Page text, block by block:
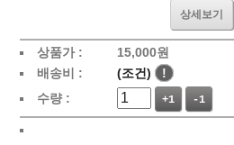
상세보기
상품가 : 15,000원
배송비 :
(조건)
!
수량 :
+1 -1